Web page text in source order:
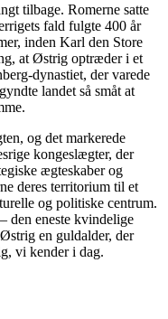
tilbage. Romerne satte
fald fulgte 400 år
inden Karl den Store
at Østrig optræder i et
dynastiet, der varede
landet så småt at
og det markerede
kongeslægter, der
ægteskaber og
deres territorium til et
og politiske centrum.
den eneste kvindelige
en guldalder, der
vi kender i dag.